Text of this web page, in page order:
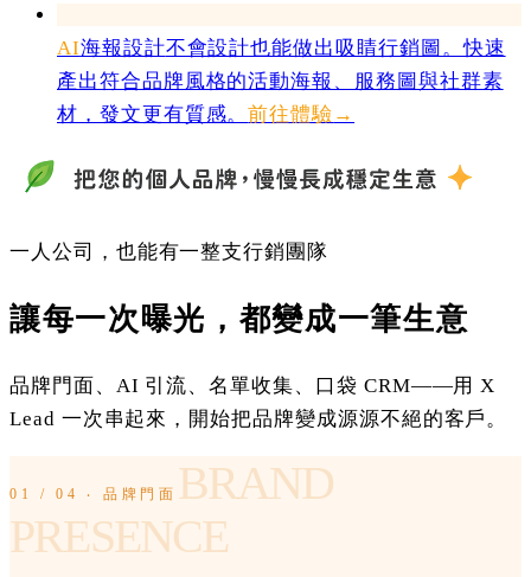
AI海報設計不會設計也能做出吸睛行銷圖。快速
產出符合品牌風格的活動海報、服務圖與社群素
材，發文更有質感。前往體驗 →
一人公司，也能有一整支行銷團隊
讓每一次曝光， 都變成一筆生意
品牌門面、AI 引流、名單收集、口袋 CRM——用 X
Lead 一次串起來，開始把品牌變成源源不絕的客戶。
01 / 04 ‧ 品牌門面 BRAND
PRESENCE